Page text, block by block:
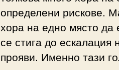
определени рискове.
хора на едно място да
се стига до ескалация
прояви. Именно тази